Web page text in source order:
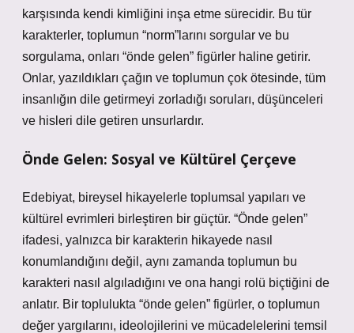
karşısında kendi kimliğini inşa etme sürecidir. Bu tür
karakterler, toplumun “norm”larını sorgular ve bu
sorgulama, onları “önde gelen” figürler haline getirir.
Onlar, yazıldıkları çağın ve toplumun çok ötesinde, tüm
insanlığın dile getirmeyi zorladığı soruları, düşünceleri
ve hisleri dile getiren unsurlardır.
Önde Gelen: Sosyal ve Kültürel Çerçeve
Edebiyat, bireysel hikayelerle toplumsal yapıları ve
kültürel evrimleri birleştiren bir güçtür. “Önde gelen”
ifadesi, yalnızca bir karakterin hikayede nasıl
konumlandığını değil, aynı zamanda toplumun bu
karakteri nasıl algıladığını ve ona hangi rolü biçtiğini de
anlatır. Bir toplulukta “önde gelen” figürler, o toplumun
değer yargılarını, ideolojilerini ve mücadelelerini temsil